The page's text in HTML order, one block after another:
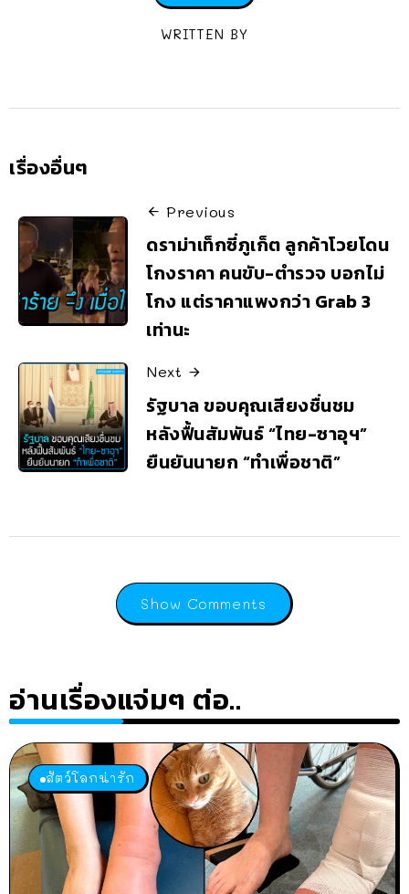
WRITTEN BY
เรื่องอื่นๆ
Previous
ดราม่าเท็กซี่ภูเก็ต ลูกค้าโวยโดน
โกงราคา คนขับ-ตำรวจ บอกไม่
โกง แต่ราคาแพงกว่า Grab 3
เท่านะ
Next
รัฐบาล ขอบคุณเสียงชื่นชม
หลังฟื้นสัมพันธ์ “ไทย-ซาอุฯ”
ยืนยันนายก “ทำเพื่อชาติ”
Show Comments
อ่านเรื่องแจ่มๆ ต่อ..
สัตว์โลกน่ารัก